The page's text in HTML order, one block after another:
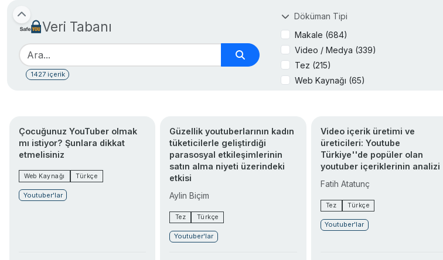
Veri Tabanı
1427 içerik
Döküman Tipi
Makale (684)
Video / Medya (339)
Tez (215)
Web Kaynağı (65)
Rehber / Kılavuz (27)
Haber (17)
Sunum / Slayt (3)
Çocuğunuz YouTuber olmak
mı istiyor? Şunlara dikkat
etmelisiniz
Web Kaynağı Türkçe
Youtuber'lar
Güzellik youtuberlarının kadın
tüketicilerle geliştirdiği
parasosyal etkileşimlerinin
satın alma niyeti üzerindeki
etkisi
Aylin Biçim
Tez Türkçe
Youtuber'lar
Video içerik üretimi ve
üreticileri: Youtube
Türkiye''de popüler olan
youtuber içeriklerinin analizi
Fatih Atatunç
Tez Türkçe
Youtuber'lar